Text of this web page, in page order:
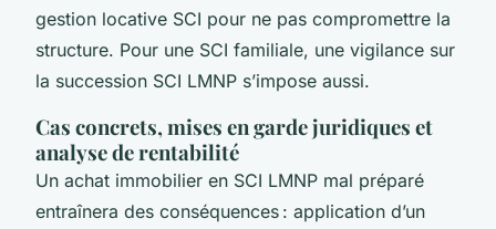
gestion locative SCI pour ne pas compromettre la
structure. Pour une SCI familiale, une vigilance sur
la succession SCI LMNP s’impose aussi.
Cas concrets, mises en garde juridiques et
analyse de rentabilité
Un achat immobilier en SCI LMNP mal préparé
entraînera des conséquences : application d’un